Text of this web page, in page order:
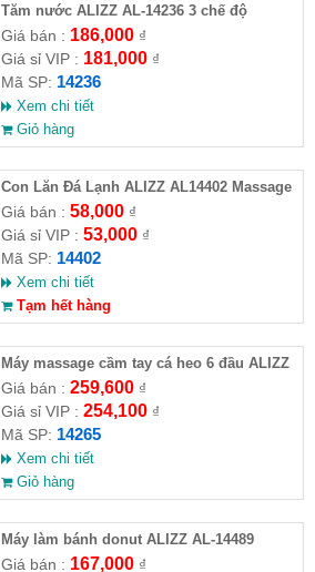
Tăm nước ALIZZ AL-14236 3 chế độ
Giá bán : 186,000₫
Giá sỉ VIP : 181,000₫
Mã SP: 14236
Xem chi tiết
Giỏ hàng
Con Lăn Đá Lạnh ALIZZ AL14402 Massage
Da Mặt
Giá bán : 58,000₫
Giá sỉ VIP : 53,000₫
Mã SP: 14402
Xem chi tiết
Tạm hết hàng
Máy massage cầm tay cá heo 6 đầu ALIZZ
AL-14265( Full VAT )
Giá bán : 259,600₫
Giá sỉ VIP : 254,100₫
Mã SP: 14265
Xem chi tiết
Giỏ hàng
Máy làm bánh donut ALIZZ AL-14489
Giá bán : 167,000₫